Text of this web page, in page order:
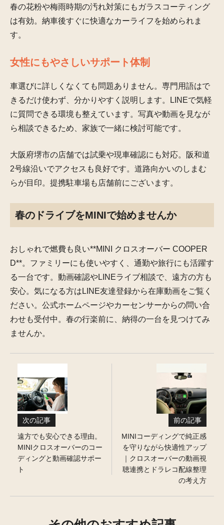
春の花粉や梅雨時期の汚れ対策にもガラスコーティング
は有効。納車後すぐに快適なカーライフを始められま
す。
女性にもやさしいサポート体制
車選びに詳しくなくても問題ありません。専門用語はで
きるだけ使わず、分かりやすく説明します。LINEで気軽
に質問できる環境も整えています。写真や動画を見なが
ら相談できるため、家族で一緒に検討可能です。
大阪府堺市の店舗では試乗や現車確認にも対応。阪和道
2号線沿いでアクセスも良好です。道路向かいのしまむ
らが目印。提携駐車場も店舗前にございます。
春のドライブをMINIで始めませんか
おしゃれで燃費も良い**MINI クロスオーバー COOPER
D**。ファミリーにも使いやすく、通勤や旅行にも活躍す
る一台です。動画確認やLINEライブ相談で、遠方の方も
安心。気になる方はLINE友達登録から在庫動画をご覧く
ださい。公式ホームページやカーセンサーからの問い合
わせも受付中。春の行楽前に、納得の一台を見つけてみ
ませんか。
次の記事
遠方でも安心できる理由。
MINIクロスオーバーのコー
ディングと動画確認サポー
ト
前の記事
MINIコーディングで純正感
を守りながら快適性アップ
｜クロスオーバーの動画視
聴連携とドラレコ配線整理
の考え方